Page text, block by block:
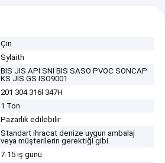
Çin
Sylaith
BIS JIS API SNI BIS SASO PVOC SONCAP
KS JIS GS ISO9001
201 304 316l 347H
1 Ton
Pazarlık edilebilir
Standart ihracat denize uygun ambalaj
veya müşterilerin gerektiği gibi.
7-15 iş günü